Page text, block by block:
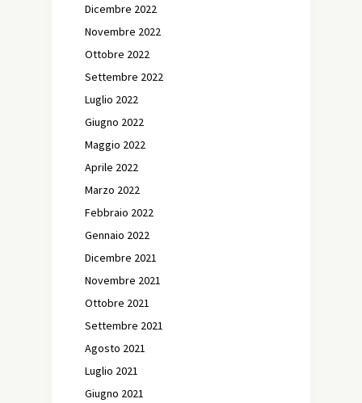
Dicembre 2022
Novembre 2022
Ottobre 2022
Settembre 2022
Luglio 2022
Giugno 2022
Maggio 2022
Aprile 2022
Marzo 2022
Febbraio 2022
Gennaio 2022
Dicembre 2021
Novembre 2021
Ottobre 2021
Settembre 2021
Agosto 2021
Luglio 2021
Giugno 2021